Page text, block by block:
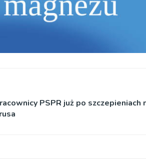
PSPR już po szczepieniach